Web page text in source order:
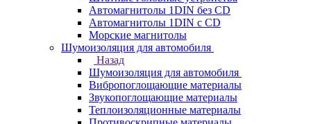
Автомагнитолы 1DIN без CD
Автомагнитолы 1DIN с CD
Морские магнитолы
Шумоизоляция для автомобиля
Назад
Шумоизоляция для автомобиля
Вибропоглощающие материалы
Звукопоглощающие материалы
Теплоизоляционные материалы